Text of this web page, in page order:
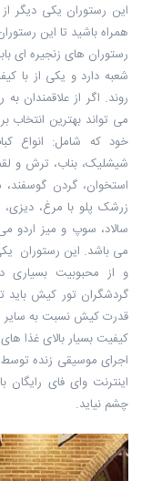
این رستوران یکی دیگر
همراه ‏باشید تا این
رستوران های زنجیره ای
شعبه ‏دارد و یکی از با
روند. اگر از ‏علاقمندان
می تواند بهترین ‏انتخاب
خود که شامل: انواع
شیشلیک، بناب، ترش و
استخوان، گردن
سالاد، سوپ و میز اردو
می باشد. این رستوران
و از محبوبیت بسیاری
گردشگران تور کیش باید
قدرت کیش نسبت به سایر
‏کیفیت بسیار بالای غذا
اجرای ‏موسیقی زنده
اینترنت وای ‏فای
چشم نیاید.